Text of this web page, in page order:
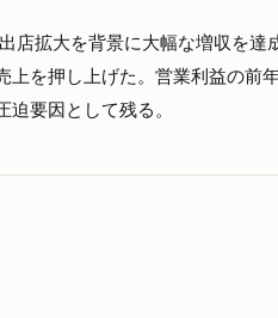
店拡大を背景に大幅な増収を達
を押し上げた。営業利益の前
要因として残る。